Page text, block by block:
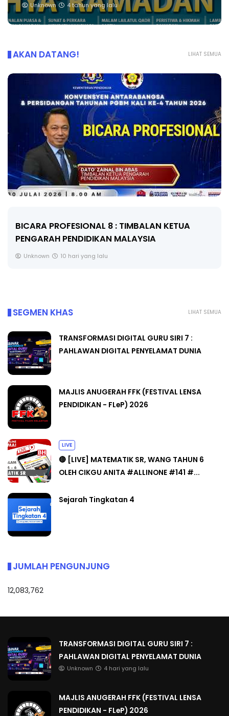
Unknown 4 tahun yang lalu
LIHAT SEMUA
AKAN DATANG!
BICARA PROFESIONAL 8 : TIMBALAN KETUA
PENGARAH PENDIDIKAN MALAYSIA
Unknown 10 hari yang lalu
LIHAT SEMUA
SEGMEN KHAS
TRANSFORMASI DIGITAL GURU SIRI 7 :
PAHLAWAN DIGITAL PENYELAMAT DUNIA
MAJLIS ANUGERAH FFK (FESTIVAL LENSA
PENDIDIKAN - FLeP) 2026
LIVE
🔴 [LIVE] MATEMATIK SR, WANG TAHUN 6
OLEH CIKGU ANITA #ALLINONE #141 #...
Sejarah Tingkatan 4
JUMLAH PENGUNJUNG
12,083,762
TRANSFORMASI DIGITAL GURU SIRI 7 :
PAHLAWAN DIGITAL PENYELAMAT DUNIA
Unknown 4 hari yang lalu
MAJLIS ANUGERAH FFK (FESTIVAL LENSA
PENDIDIKAN - FLeP) 2026